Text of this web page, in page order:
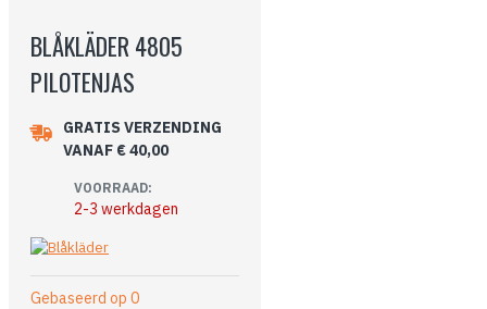
BLÅKLÄDER 4805
PILOTENJAS
GRATIS VERZENDING
VANAF € 40,00
VOORRAAD:
2-3 werkdagen
Gebaseerd op 0